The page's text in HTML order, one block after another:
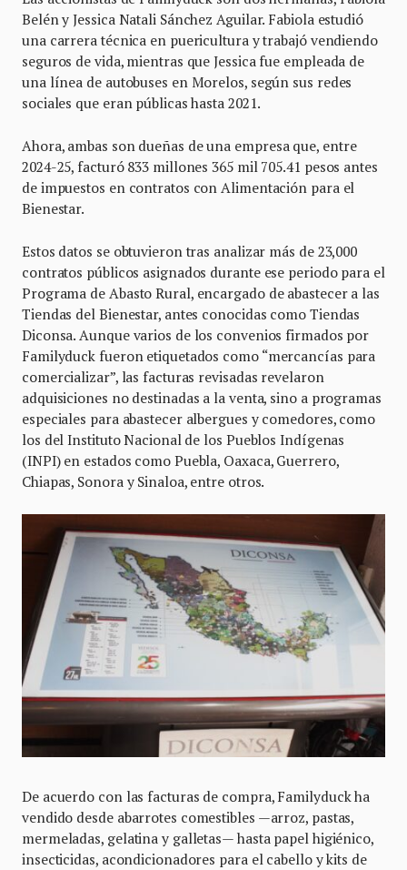
Belén y Jessica Natali Sánchez Aguilar. Fabiola estudió
una carrera técnica en puericultura y trabajó vendiendo
seguros de vida, mientras que Jessica fue empleada de
una línea de autobuses en Morelos, según sus redes
sociales que eran públicas hasta 2021.
Ahora, ambas son dueñas de una empresa que, entre
2024-25, facturó 833 millones 365 mil 705.41 pesos antes
de impuestos en contratos con Alimentación para el
Bienestar.
Estos datos se obtuvieron tras analizar más de 23,000
contratos públicos asignados durante ese periodo para el
Programa de Abasto Rural, encargado de abastecer a las
Tiendas del Bienestar, antes conocidas como Tiendas
Diconsa. Aunque varios de los convenios firmados por
Familyduck fueron etiquetados como “mercancías para
comercializar”, las facturas revisadas revelaron
adquisiciones no destinadas a la venta, sino a programas
especiales para abastecer albergues y comedores, como
los del Instituto Nacional de los Pueblos Indígenas
(INPI) en estados como Puebla, Oaxaca, Guerrero,
Chiapas, Sonora y Sinaloa, entre otros.
De acuerdo con las facturas de compra, Familyduck ha
vendido desde abarrotes comestibles —arroz, pastas,
mermeladas, gelatina y galletas— hasta papel higiénico,
insecticidas, acondicionadores para el cabello y kits de